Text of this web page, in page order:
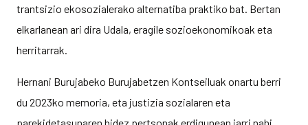
trantsizio ekosozialerako alternatiba praktiko bat. Bertan
elkarlanean ari dira Udala, eragile sozioekonomikoak eta
herritarrak.
Hernani Burujabeko Burujabetzen Kontseiluak onartu berri
du 2023ko memoria, eta justizia sozialaren eta